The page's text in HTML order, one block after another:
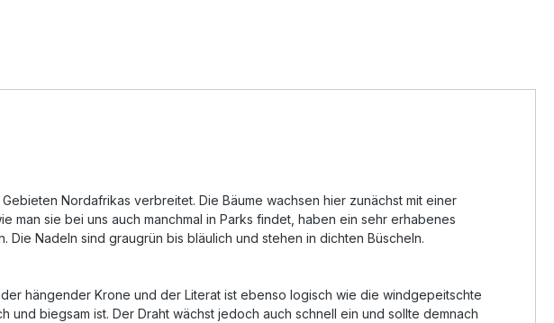
Nordafrikas verbreitet. Die Bäume wachsen hier zunächst mit einer
sie bei uns auch manchmal in Parks findet, haben ein sehr erhabenes
Nadeln sind graugrün bis bläulich und stehen in dichten Büscheln.
hängender Krone und der Literat ist ebenso logisch wie die windgepeitschte
und biegsam ist. Der Draht wächst jedoch auch schnell ein und sollte demnach